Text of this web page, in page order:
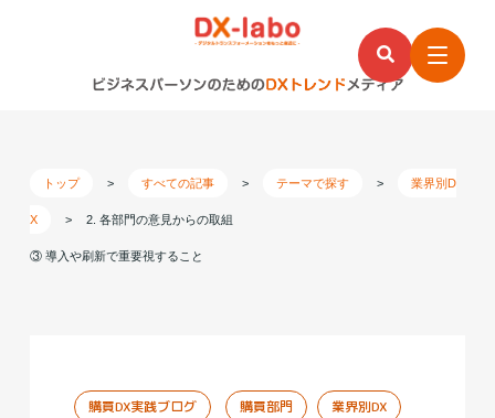
トップ > すべての記事 > テーマで探す > 業界別D
X > 2. 各部門の意見からの取組
③ 導入や刷新で重要視すること
購買DX実践ブログ 購買部門 業界別DX